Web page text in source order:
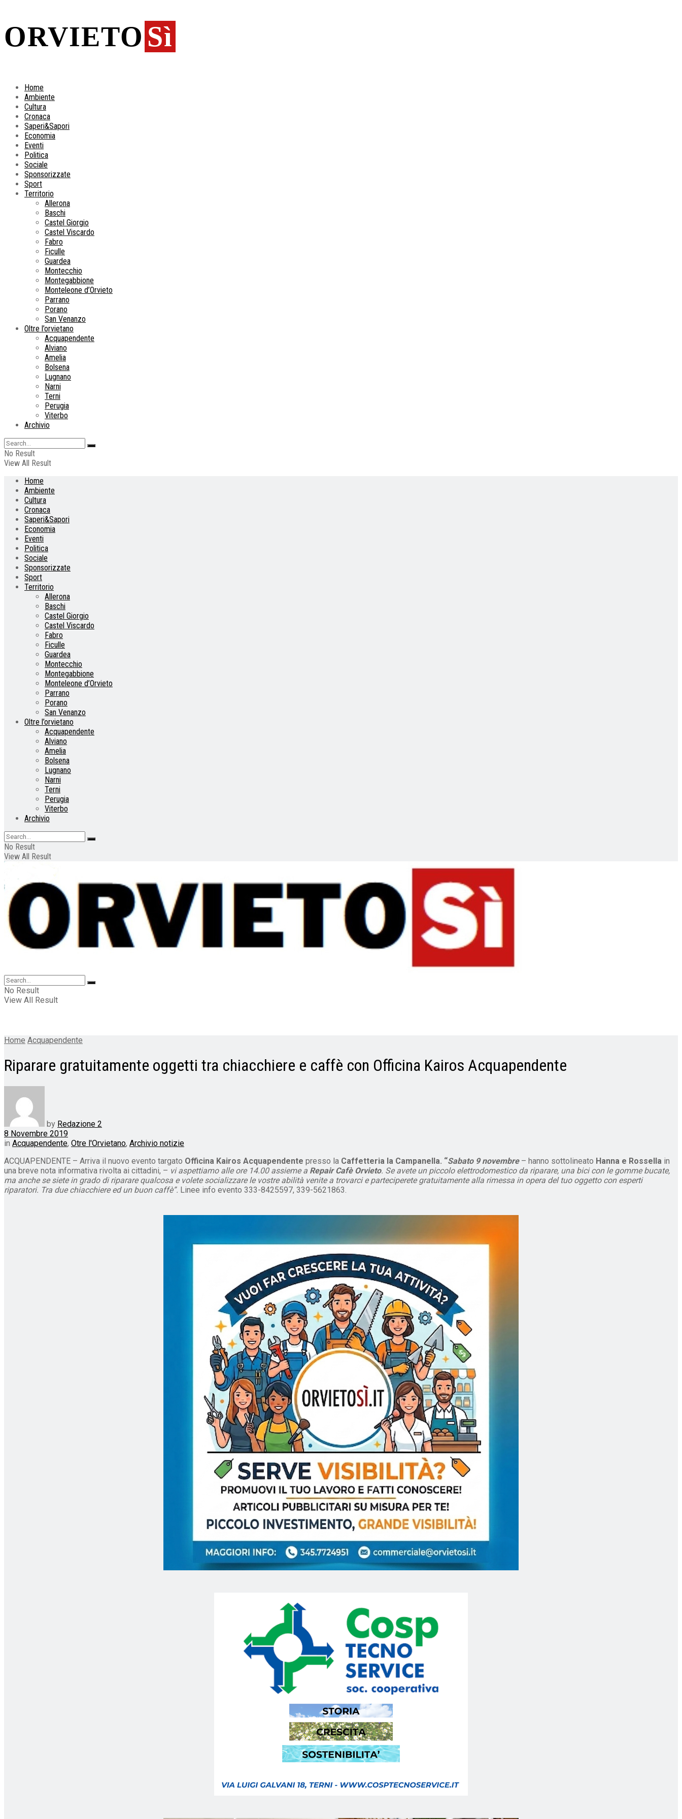
ORVIETO Sì
Home
Ambiente
Cultura
Cronaca
Saperi&Sapori
Economia
Eventi
Politica
Sociale
Sponsorizzate
Sport
Territorio
Allerona
Baschi
Castel Giorgio
Castel Viscardo
Fabro
Ficulle
Guardea
Montecchio
Montegabbione
Monteleone d’Orvieto
Parrano
Porano
San Venanzo
Oltre l’orvietano
Acquapendente
Alviano
Amelia
Bolsena
Lugnano
Narni
Terni
Perugia
Viterbo
Archivio
No Result
View All Result
Home
Ambiente
Cultura
Cronaca
Saperi&Sapori
Economia
Eventi
Politica
Sociale
Sponsorizzate
Sport
Territorio
Allerona
Baschi
Castel Giorgio
Castel Viscardo
Fabro
Ficulle
Guardea
Montecchio
Montegabbione
Monteleone d’Orvieto
Parrano
Porano
San Venanzo
Oltre l’orvietano
Acquapendente
Alviano
Amelia
Bolsena
Lugnano
Narni
Terni
Perugia
Viterbo
Archivio
No Result
View All Result
No Result
View All Result
Home Acquapendente
Riparare gratuitamente oggetti tra chiacchiere e caffè con Officina Kairos Acquapendente
by Redazione 2
8 Novembre 2019
in Acquapendente, Otre l'Orvietano, Archivio notizie
ACQUAPENDENTE – Arriva il nuovo evento targato Officina Kairos Acquapendente presso la Caffetteria la Campanella. “Sabato 9 novembre – hanno sottolineato Hanna e Rossella in
una breve nota informativa rivolta ai cittadini, – vi aspettiamo alle ore 14.00 assieme a Repair Cafè Orvieto. Se avete un piccolo elettrodomestico da riparare, una bici con le gomme bucate,
ma anche se siete in grado di riparare qualcosa e volete socializzare le vostre abilità venite a trovarci e parteciperete gratuitamente alla rimessa in opera del tuo oggetto con esperti
riparatori. Tra due chiacchiere ed un buon caffè”. Linee info evento 333-8425597, 339-5621863.